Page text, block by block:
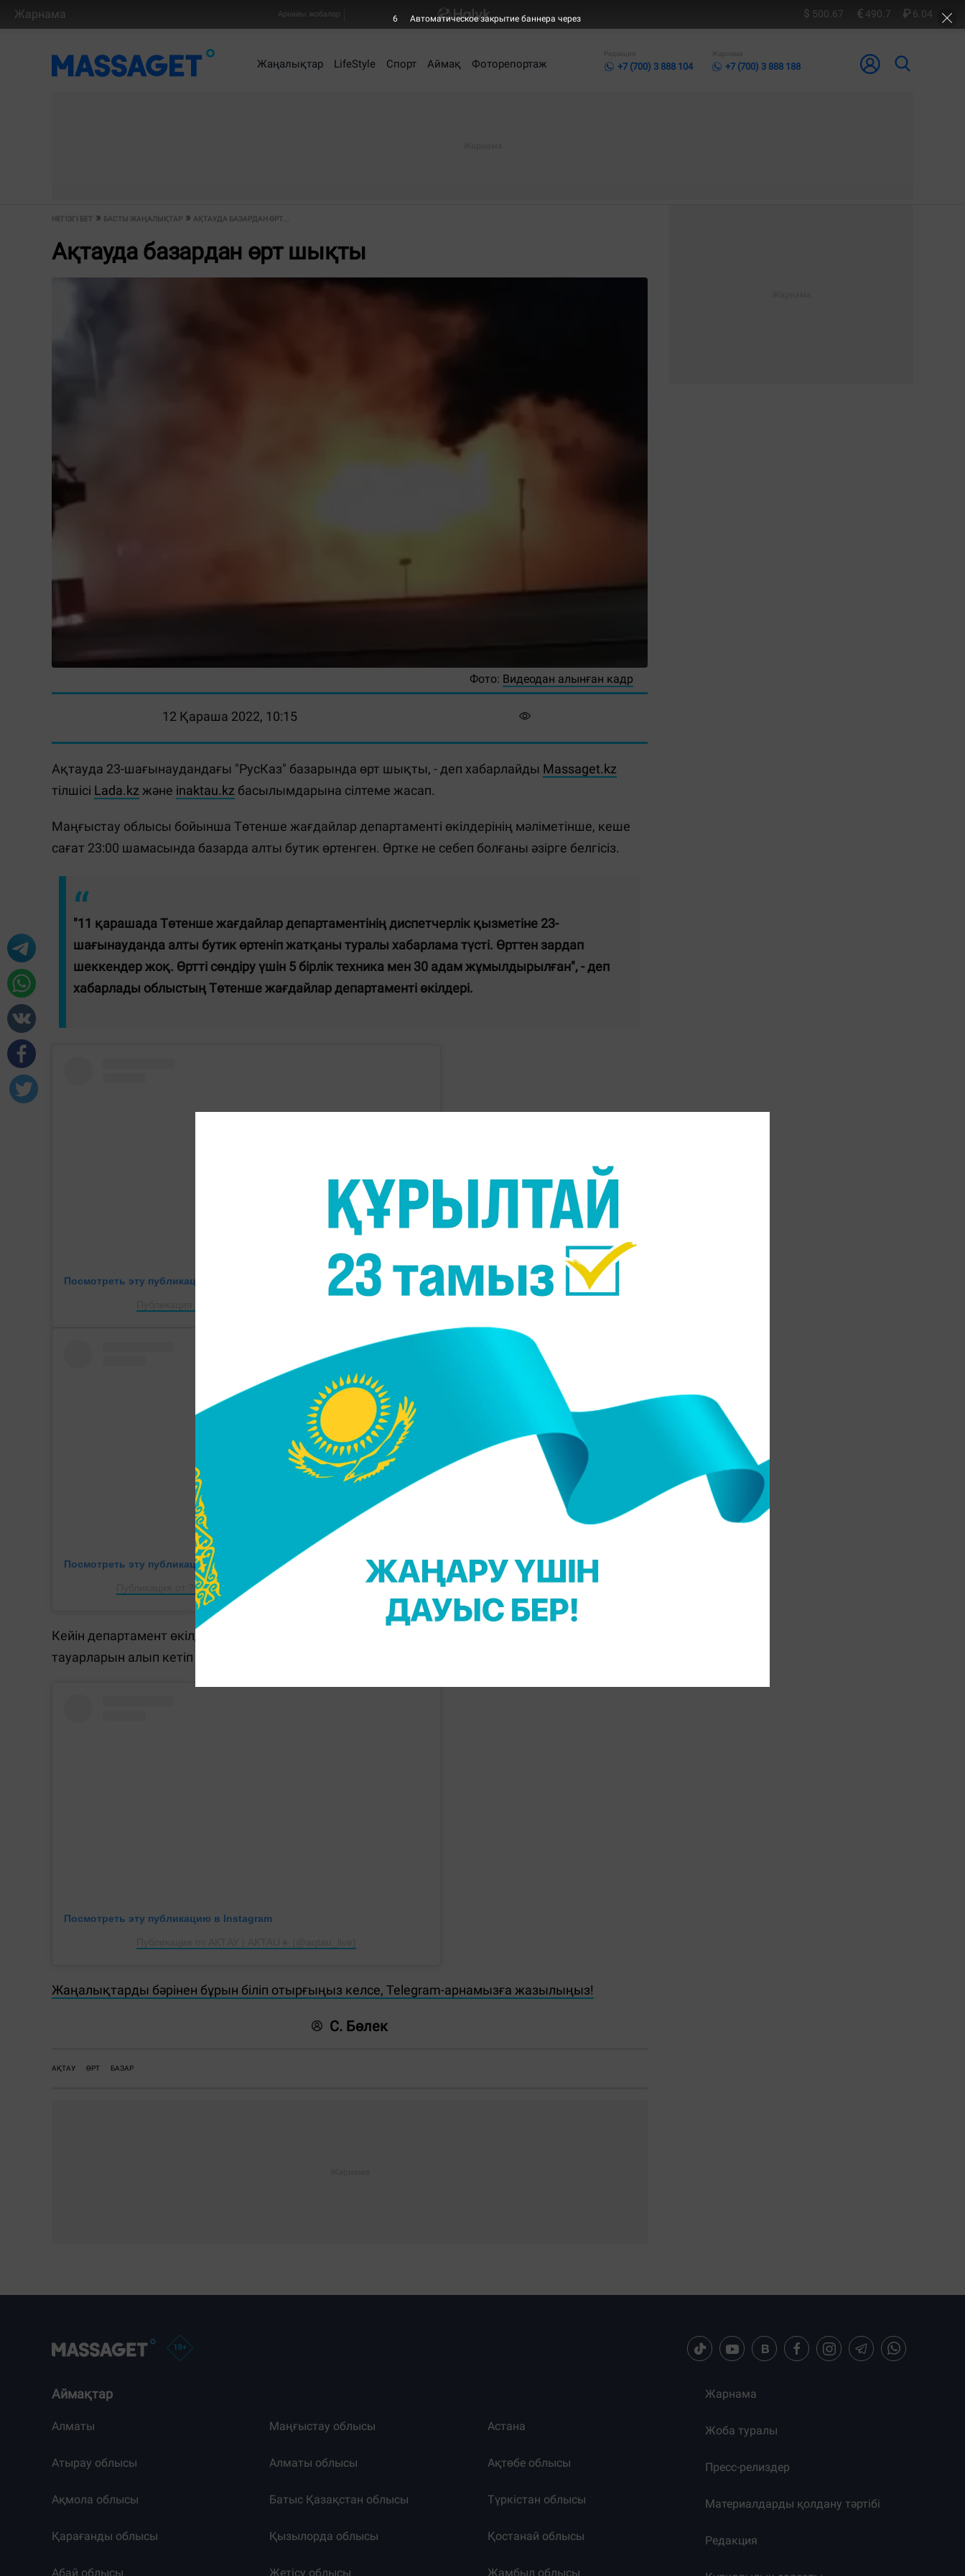
Жарнама Арнайы жобалар 500.67 490.7 6.04
Жаңалықтар LifeStyle Спорт Аймақ Фоторепортаж
Редакция
+7 (700) 3 888 104
Жарнама
+7 (700) 3 888 188
НЕГІЗГІ БЕТ БАСТЫ ЖАҢАЛЫҚТАР АҚТАУДА БАЗАРДАН ӨРТ...
Ақтауда базардан өрт шықты
Фото: Видеодан алынған кадр
12 Қараша 2022, 10:15
Ақтауда 23-шағынаудандағы "РусКаз" базарында өрт шықты, - деп хабарлайды Massaget.kz
тілшісі Lada.kz және inaktau.kz басылымдарына сілтеме жасап.
Маңғыстау облысы бойынша Төтенше жағдайлар департаменті өкілдерінің мәліметінше, кеше
сағат 23:00 шамасында базарда алты бутик өртенген. Өртке не себеп болғаны әзірге белгісіз.
"11 қарашада Төтенше жағдайлар департаментінің диспетчерлік қызметіне 23-
шағынауданда алты бутик өртеніп жатқаны туралы хабарлама түсті. Өрттен зардап
шеккендер жоқ. Өртті сөндіру үшін 5 бірлік техника мен 30 адам жұмылдырылған", - деп
хабарлады облыстың Төтенше жағдайлар департаменті өкілдері.
Посмотреть эту публикацию в Instagram
Посмотреть эту публикацию в Instagram
Публикация от ?inAktau.kz Новости Актау (@inaktau.kz)
Кейін департамент өкілдері базардағы өрттің сөндірілгені хабарлады. Көрші дүкендердің иелері
тауарларын алып кетіп жатыр.
Посмотреть эту публикацию в Instagram
Жаңалықтарды бәрінен бұрын біліп отырғыңыз келсе, Telegram-арнамызға жазылыңыз!
С. Бөлек
АҚТАУ ӨРТ БАЗАР
Аймақтар
Алматы Маңғыстау облысы Астана
Атырау облысы Алматы облысы Ақтөбе облысы
Ақмола облысы Батыс Қазақстан облысы Түркістан облысы
Қарағанды облысы Қызылорда облысы Қостанай облысы
Абай облысы Жетісу облысы Жамбыл облысы
Жарнама
Жоба туралы
Пресс-релиздер
Материалдарды қолдану тәртібі
Редакция
6 Автоматическое закрытие баннера через